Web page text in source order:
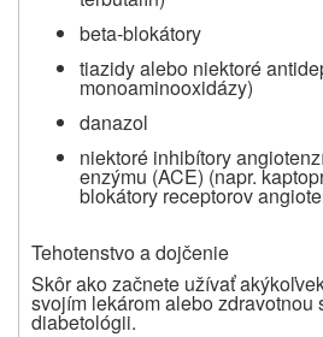
beta-blokátory
tiazidy alebo niektoré
monoaminooxidázy)
danazol
niektoré inhibítory
enzýmu (ACE) (napr.
blokátory receptorov
Tehotenstvo a dojčenie
Skôr ako začnete užívať
svojím lekárom alebozdravotnou
diabetológii.